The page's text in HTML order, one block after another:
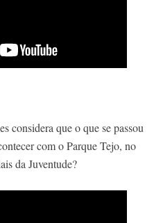
considera que o que se passou
com o Parque Tejo, no
da Juventude?